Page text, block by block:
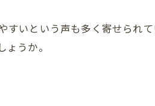
すいという声も多く寄せられて
うか。